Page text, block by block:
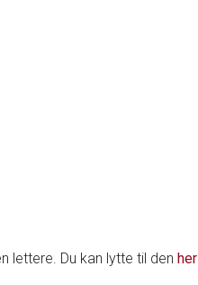
lettere. Du kan lytte til den her